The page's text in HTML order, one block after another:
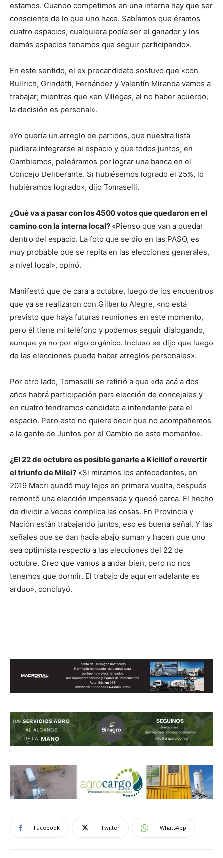
estamos. Cuando competimos en una interna hay que ser
consciente de lo que uno hace. Sabíamos que éramos
cuatro espacios, cualquiera podía ser el ganador y los
demás espacios tenemos que seguir participando».
En este sentido, el ex precandidato sostuvo que «con
Bullrich, Grindetti, Fernández y Valentín Miranda vamos a
trabajar; mientras que «en Villegas, al no haber acuerdo,
la decisión es personal».
«Yo quería un arreglo de partidos, que nuestra lista
pudiera integrarse al espacio y que todos juntos, en
Cambiemos, peleáramos por lograr una banca en el
Concejo Deliberante. Si hubiésemos logrado el 25%, lo
hubiéramos logrado», dijo Tomaselli.
¿Qué va a pasar con los 4500 votos que quedaron en el
camino con la interna local? «Pienso que van a quedar
dentro del espacio. La foto que se dio en las PASO, es
muy probable que se repita en las elecciones generales,
a nivel local», opinó.
Manifestó que de cara a octubre, luego de los encuentros
que ya se realizaron con Gilberto Alegre, «no está
previsto que haya futuras reuniones en este momento,
pero él tiene mi teléfono y podemos seguir dialogando,
aunque ya no por algo orgánico. Incluso se dijo que luego
de las elecciones puede haber arreglos personales».
Por otro lado, Tomaselli se refirió a que «de acá a dos
años habrá participación para elección de concejales y
en cuatro tendremos candidato a intendente para el
espacio. Pero esto no quiere decir que no acompañemos
a la gente de Juntos por el Cambio de este momento».
¿El 22 de octubre es posible ganarle a Kicillof o revertir
el triunfo de Milei? «Si miramos los antecedentes, en
2019 Macri quedó muy lejos en primera vuelta, después
remontó una elección impensada y quedó cerca. El hecho
de dividir a veces complica las cosas. En Provincia y
Nación están trabajando juntos, eso es buena señal. Y las
señales que se dan hacia abajo suman y hacen que uno
sea optimista respecto a las elecciones del 22 de
octubre. Creo que vamos a andar bien, pero no nos
tenemos que dormir. El trabajo de aquí en adelante es
arduo», concluyó.
Facebook Twitter WhatsApp